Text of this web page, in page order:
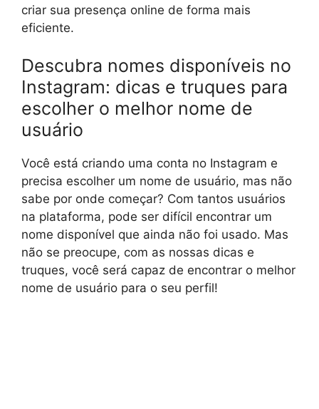
criar sua presença online de forma mais
eficiente.
Descubra nomes disponíveis no
Instagram: dicas e truques para
escolher o melhor nome de
usuário
Você está criando uma conta no Instagram e
precisa escolher um nome de usuário, mas não
sabe por onde começar? Com tantos usuários
na plataforma, pode ser difícil encontrar um
nome disponível que ainda não foi usado. Mas
não se preocupe, com as nossas dicas e
truques, você será capaz de encontrar o melhor
nome de usuário para o seu perfil!